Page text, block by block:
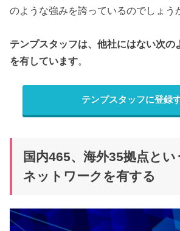
のような強みを誇っているのでしょう
テンプスタッフは、他社にはない次の
を有しています。
テンプスタッフに登録
国内465、海外35拠点と
ネットワークを有する